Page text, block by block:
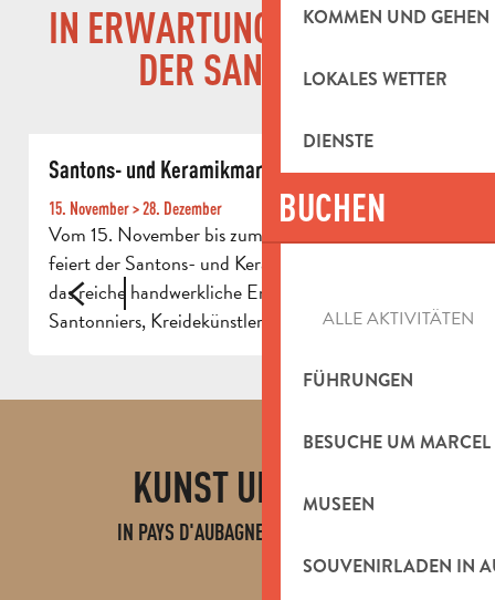
KOMMEN UND GEHEN
LOKALES WETTER
DIENSTE
BUCHEN
ALLE AKTIVITÄTEN
FÜHRUNGEN
BESUCHE UM
MUSEEN
SOUVENIRLADEN IN
IN ERWARTUNG DES FESTES
DER SANTONS :
Santons- und Keramikmarkt 2025
15. November > 28. Dezember
Vom 15. November bis zum 28. Dezember 2025
feiert der Santons- und Keramikmarkt in Aubagne
das reiche handwerkliche Erbe der Provence.
Santonniers, Kreidekünstler und Keramiker...
KUNST UND TON
IN PAYS D'AUBAGNE ET DE L'ÉTOILE
ARGILLA
MEHR ERFAHREN